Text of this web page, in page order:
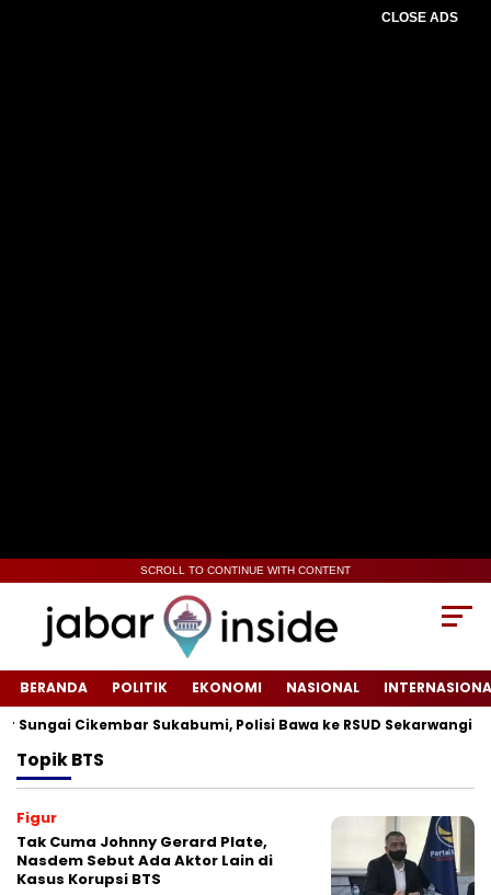
CLOSE ADS
SCROLL TO CONTINUE WITH CONTENT
BERANDA POLITIK EKONOMI NASIONAL
Cikembar Sukabumi, Polisi Bawa ke RSUD Sekarwangi‎
TopikBTS
Figur
Tak Cuma Johnny Gerard Plate,
Nasdem Sebut Ada Aktor Lain di
Kasus Korupsi BTS